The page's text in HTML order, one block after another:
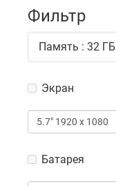
Фильтр
Память : 32 ГБ
Экран
Экран
5.7" 1920 x 1080
Батарея